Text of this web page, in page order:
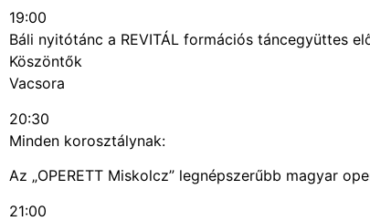
19:00
Báli nyitótánc a REVITÁL formációs táncegyüttes
Köszöntők
Vacsora
20:30
Minden korosztálynak:
Az „OPERETT Miskolcz” legnépszerűbb magyar
21:00